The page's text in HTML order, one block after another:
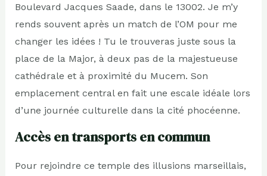
Boulevard Jacques Saade, dans le 13002. Je m’y
rends souvent après un match de l’OM pour me
changer les idées ! Tu le trouveras juste sous la
place de la Major, à deux pas de la majestueuse
cathédrale et à proximité du Mucem. Son
emplacement central en fait une escale idéale lors
d’une journée culturelle dans la cité phocéenne.
Accès en transports en commun
Pour rejoindre ce temple des illusions marseillais,